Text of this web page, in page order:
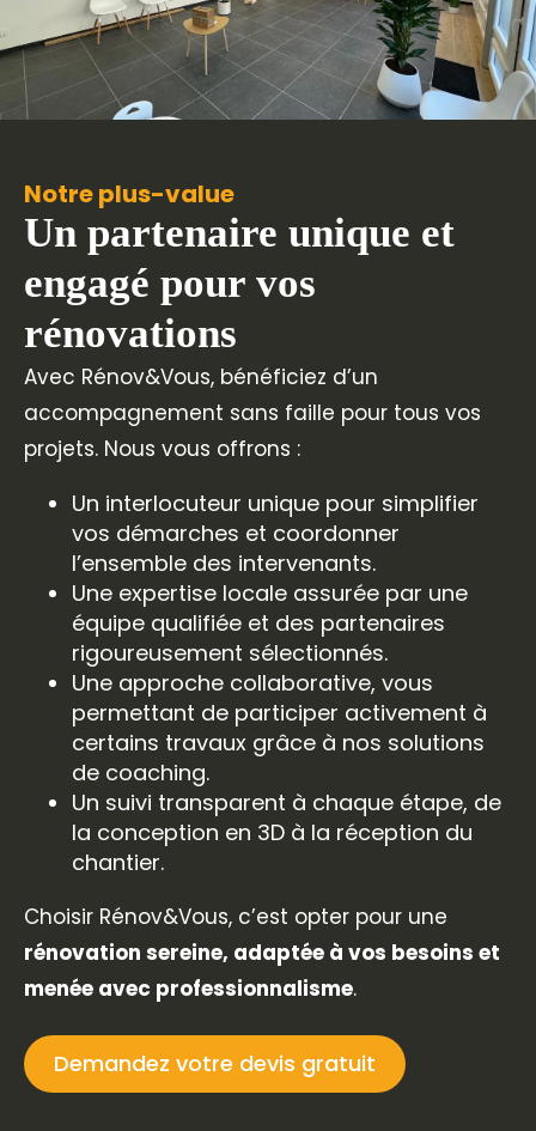
Notre plus-value
Un partenaire unique et
engagé pour vos
rénovations
Avec Rénov&Vous, bénéficiez d’un
accompagnement sans faille pour tous vos
projets. Nous vous offrons :
Un interlocuteur unique pour simplifier
vos démarches et coordonner
l’ensemble des intervenants.
Une expertise locale assurée par une
équipe qualifiée et des partenaires
rigoureusement sélectionnés.
Une approche collaborative, vous
permettant de participer activement à
certains travaux grâce à nos solutions
de coaching.
Un suivi transparent à chaque étape, de
la conception en 3D à la réception du
chantier.
Choisir Rénov&Vous, c’est opter pour une
rénovation sereine, adaptée à vos besoins et
menée avec professionnalisme.
Demandez votre devis gratuit